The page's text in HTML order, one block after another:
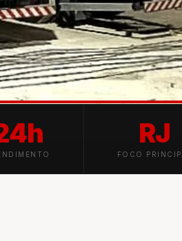
RJ
FOCO